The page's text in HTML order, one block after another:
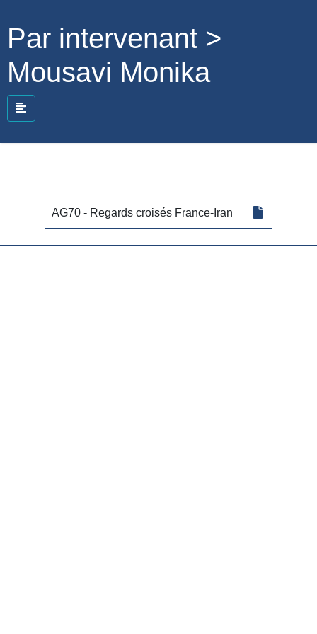
Par intervenant >
Mousavi Monika
AG70 - Regards croisés France-Iran